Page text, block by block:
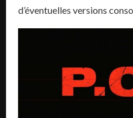
d’éventuelles versions